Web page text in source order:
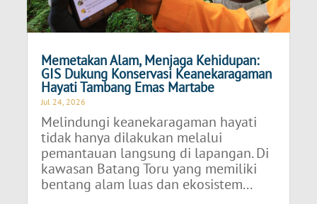
Memetakan Alam, Menjaga Kehidupan:
GIS Dukung Konservasi Keanekaragaman
Hayati Tambang Emas Martabe
Jul 24, 2026
Melindungi keanekaragaman hayati
tidak hanya dilakukan melalui
pemantauan langsung di lapangan. Di
kawasan Batang Toru yang memiliki
bentang alam luas dan ekosistem...